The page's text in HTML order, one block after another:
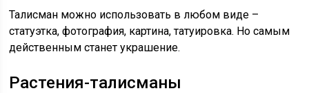
Талисман можно использовать в любом виде –
статуэтка, фотография, картина, татуировка. Но самым
действенным станет украшение.
Растения-талисманы